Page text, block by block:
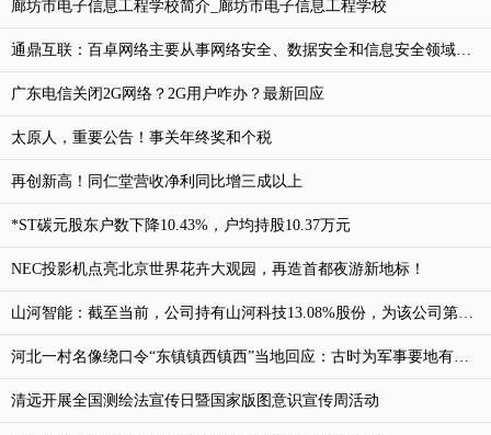
廊坊市电子信息工程学校简介_廊坊市电子信息工程学校
通鼎互联：百卓网络主要从事网络安全、数据安全和信息安全领域产品的研发与销售
广东电信关闭2G网络？2G用户咋办？最新回应
太原人，重要公告！事关年终奖和个税
再创新高！同仁堂营收净利同比增三成以上
*ST碳元股东户数下降10.43%，户均持股10.37万元
NEC投影机点亮北京世界花卉大观园，再造首都夜游新地标！
山河智能：截至当前，公司持有山河科技13.08%股份，为该公司第二大股东
河北一村名像绕口令“东镇镇西镇西”当地回应：古时为军事要地有重兵把守 具体是什么情况?
清远开展全国测绘法宣传日暨国家版图意识宣传周活动